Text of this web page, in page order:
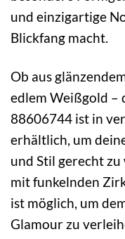
und einzigartige
Blickfang macht.
Ob aus
edlem Weißgold –
88606744 ist in
erhältlich, um
und Stil gerecht
mit funkelnden
ist möglich, um
Glamour zu